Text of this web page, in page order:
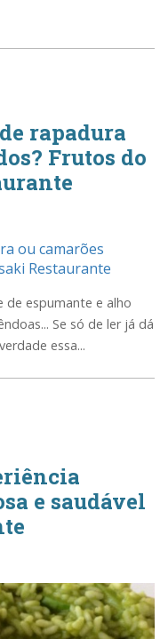
rapadura
Frutos do
de espumante e alho
Se só de ler já dá
essa...
e saudável